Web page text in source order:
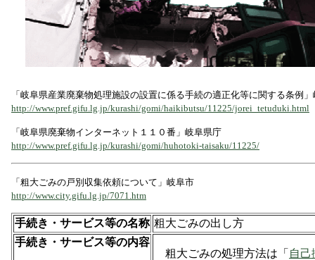
「岐阜県産業廃棄物処理施設の設置に係る手続の適正化等に関する条例
http://www.pref.gifu.lg.jp/kurashi/gomi/haikibutsu/11225/jorei_tetuduki.html
「岐阜県廃棄物インターネット１１０番」岐阜県庁
http://www.pref.gifu.lg.jp/kurashi/gomi/huhotoki-taisaku/11225/
「粗大ごみの戸別収集依頼について」岐阜市
http://www.city.gifu.lg.jp/7071.htm
手続き・サービス等の名称 粗大ごみの出し方
手続き・サービス等の内容
粗大ごみの処理方法は「 自己